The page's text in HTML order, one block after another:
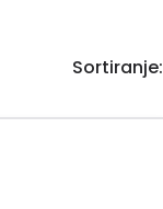
Sortiranje: